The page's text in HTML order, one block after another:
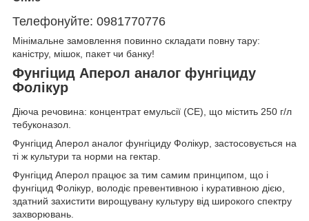
Телефонуйте: 0981770776
Мінімальне замовлення повинно складати повну тару:
каністру, мішок, пакет чи банку!
Фунгіцид Аперол аналог фунгіциду
Фолікур
Діюча речовина: концентрат емульсії (СЕ), що містить 250 г/л
тебуконазол.
Фунгіцид Аперол аналог фунгіциду Фолікур, застосовується на
ті ж культури та норми на гектар.
Фунгіцид Аперол працює за тим самим принципом, що і
фунгіцид Фолікур, володіє превентивною і куративною дією,
здатний захистити вирощувану культуру від широкого спектру
захворювань.